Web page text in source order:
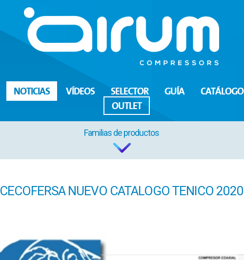
NOTICIAS VÍDEOS SELECTOR GUÍA CATÁLOGO
OUTLET
Familias de productos
CECOFERSA NUEVO CATALOGO TENICO 2020